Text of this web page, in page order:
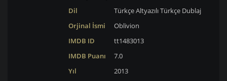
Dil Türkçe AltyazılıTürkçe Dublaj
Orjinal İsmi
Oblivion
IMDB ID
tt1483013
IMDB Puanı
7.0
Yıl
2013